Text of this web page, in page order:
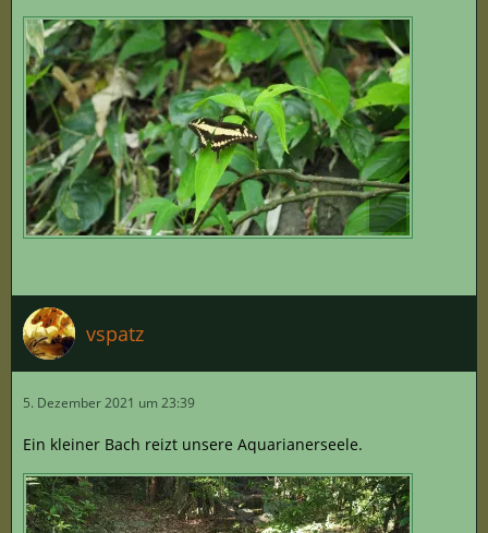
vspatz
5. Dezember 2021 um 23:39
Ein kleiner Bach reizt unsere Aquarianerseele.